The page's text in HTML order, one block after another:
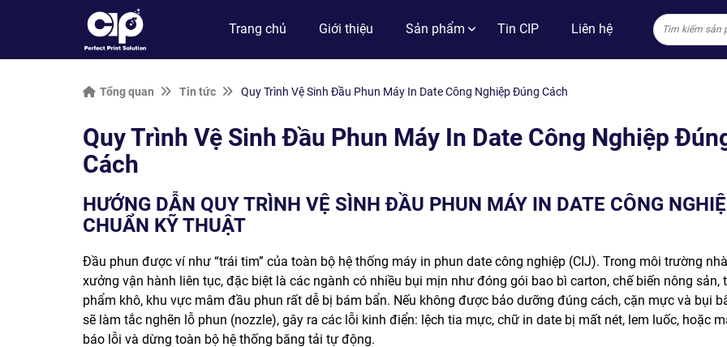
Trang chủ Giới thiệu Sản phẩm Tin CIP Liên hệ
Tổng quan Tin tức Quy Trình Vệ Sinh Đầu Phun Máy In Date Công Nghiệp Đúng Cách
Quy Trình Vệ Sinh Đầu Phun Máy In Date Công Nghiệp
Cách
HƯỚNG DẪN QUY TRÌNH VỆ SÌNH ĐẦU PHUN MÁY IN DATE CÔNG
CHUẨN KỸ THUẬT
Đầu phun được ví như “trái tim” của toàn bộ hệ thống máy in phun date công nghiệp (CIJ). Trong môi trường nhà
xưởng vận hành liên tục, đặc biệt là các ngành có nhiều bụi mịn như đóng gói bao bì carton, chế biến nông sản,
phẩm khô, khu vực mâm đầu phun rất dễ bị bám bẩn. Nếu không được bảo dưỡng đúng cách, cặn mực và bụi
sẽ làm tắc nghẽn lỗ phun (nozzle), gây ra các lỗi kinh điển: lệch tia mực, chữ in date bị mất nét, lem luốc, hoặc
báo lỗi và dừng toàn bộ hệ thống băng tải tự động.